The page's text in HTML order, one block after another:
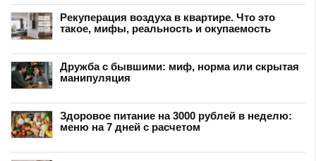
Рекуперация воздуха в квартире. Что это
такое, мифы, реальность и окупаемость
Дружба с бывшими: миф, норма или скрытая
манипуляция
Здоровое питание на 3000 рублей в неделю:
меню на 7 дней с расчетом